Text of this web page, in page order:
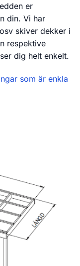
er
din. Vi har
skiver dekker i
respektive
dig helt enkelt.
som är enkla